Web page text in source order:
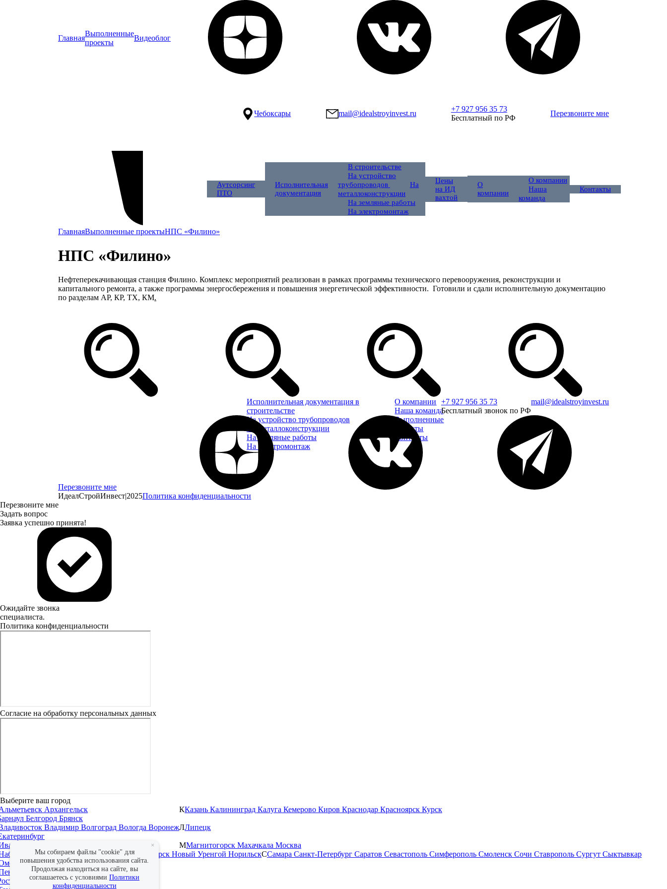
Главная
Выполненные
проекты
Видеоблог
Чебоксары mail@idealstroyinvest.ru
+7 927 956 35 73
Бесплатный по РФ
Перезвоните мне
Аутсорсинг
ПТО
Исполнительная
документация
В строительстве
На устройство
трубопроводов
На
металлоконструкции
На земляные работы
На электромонтаж
Цены
на ИД
вахтой
О
компании
О компании
Наша
команда
Контакты
ГлавнаяВыполненные проектыНПС «Филино»
НПС «Филино»
Нефтеперекачивающая станция Филино. Комплекс мероприятий реализован в рамках программы технического перевооружения, реконструкции и
капитального ремонта, а также программы энергосбережения и повышения энергетической эффективности. Готовили и сдали исполнительную документацию
по разделам АР, КР, ТХ, КМ.
Перезвоните мне
Исполнительная документация в
строительстве
На устройство трубопроводов
На металлоконструкции
На земляные работы
На электромонтаж
О компании
Наша команда
Выполненные
проекты
Контакты
+7 927 956 35 73
Бесплатный звонок по РФ
mail@idealstroyinvest.ru
ИдеалСтройИнвест|2025Политика конфиденциальности
Перезвоните мне
Задать вопрос
Заявка успешно принята!
Ожидайте звонка
специалиста.
Политика конфиденциальности
Согласие на обработку персональных данных
Выберите ваш город
Архангельск
Белгород Брянск
Владимир Волгоград Вологда Воронеж
ККазань Калининград Калуга Кемерово Киров Краснодар Красноярск Курск
ЛЛипецк
ММагнитогорск Махачкала Москва
ЧелныНижневартовск Новосибирск Новый Уренгой Норильск
Оренбург
Пермь
на-ДонуРязань
ССамара Санкт-Петербург Саратов Севастополь Симферополь Смоленск Сочи Ставрополь Сургут Сыктывкар
×
Мы собираем файлы "cookie" для
повышения удобства использования сайта.
Продолжая находиться на сайте, вы
соглашаетесь с условиями Политики
конфиденциальности